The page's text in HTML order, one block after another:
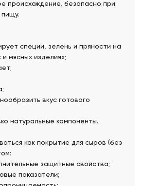
происхождение, безопасно при
специи, зелень и пряности на
мясных изделиях;
вкус готового
натуральные компоненты.
как покрытие для сыров (без
защитные свойства;
показатели;